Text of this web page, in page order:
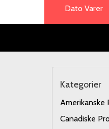
Dato Varer
Kategorier
Amerikanske
Canadiske